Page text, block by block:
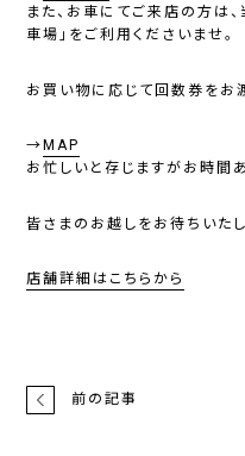
また、お車にてご来店の方は、
車場」をご利用くださいませ。
お買い物に応じて回数券をお
→ MAP
お忙しいと存じますがお時間
皆さまのお越しをお待ちいた
店舗詳細はこちらから
前の記事